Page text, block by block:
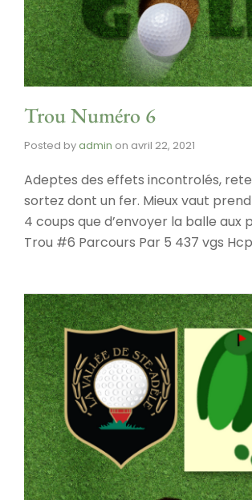
Trou Numéro 6
Posted byadmin on avril 22, 2021
Adeptes des effets incontrolés,
sortez dont un fer. Mieux vaut
4 coups que d’envoyer la balle aux
Trou #6 Parcours Par 5 437 vgs